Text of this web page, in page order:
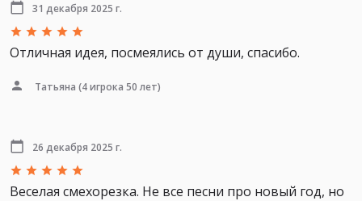
31 декабря 2025 г.
Отличная идея, посмеялись от души, спасибо.
Татьяна (4 игрока 50 лет)
26 декабря 2025 г.
Веселая смехорезка. Не все песни про новый год, но